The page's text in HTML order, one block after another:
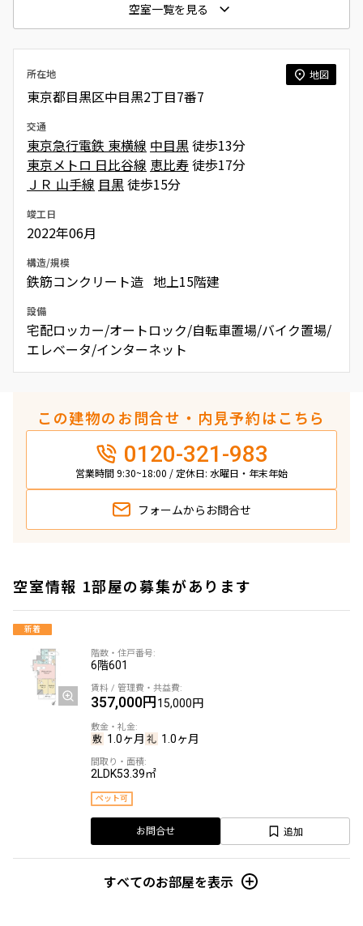
空室一覧を見る
所在地 地図
東京都目黒区中目黒2丁目7番7
交通
東京急行電鉄 東横線 中目黒徒歩13分
東京メトロ 日比谷線 恵比寿徒歩17分
ＪＲ 山手線 目黒徒歩15分
竣工日
2022年06月
構造/規模
鉄筋コンクリート造 地上15階建
設備
宅配ロッカー/オートロック/自転車置場/バイク置場/
エレベータ/インターネット
この建物のお問合せ・内見予約はこちら
0120-321-983
営業時間 9:30~18:00 / 定休日: 水曜日・年末年始
フォームから お問合せ
空室情報 1部屋の募集があります
新着
6階601
357,000円15,000円
1.0ヶ月 1.0ヶ月
2LDK53.39㎡
ペット可
お問合せ 追加
すべてのお部屋を表示